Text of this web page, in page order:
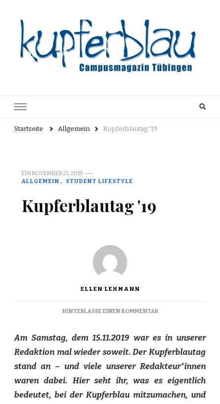
Archiv
Startseite Allgemein Kupferblautag '19
EINNOVEMBER 21, 2019
ALLGEMEIN
STUDENT LIFESTYLE
Kupferblautag '19
ELLEN LEHMANN
HINTERLASSE EINEN KOMMENTARZU
Am Samstag, dem 15.11.2019 war es in unserer
Redaktion mal wieder soweit. Der Kupferblautag
stand an – und viele unserer Redakteur*innen
waren dabei. Hier seht ihr, was es eigentlich
bedeutet, bei der Kupferblau mitzumachen, und